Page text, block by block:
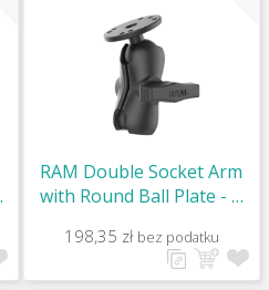
RAM Double Socket Arm
with Round Ball Plate - C
198,35 zł bez podatku